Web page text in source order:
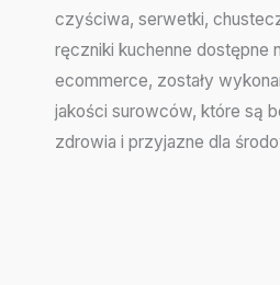
czyściwa, serwetki,
ręczniki kuchenne dostępne
ecommerce, zostały
jakości surowców, które są
zdrowia i przyjazne dla